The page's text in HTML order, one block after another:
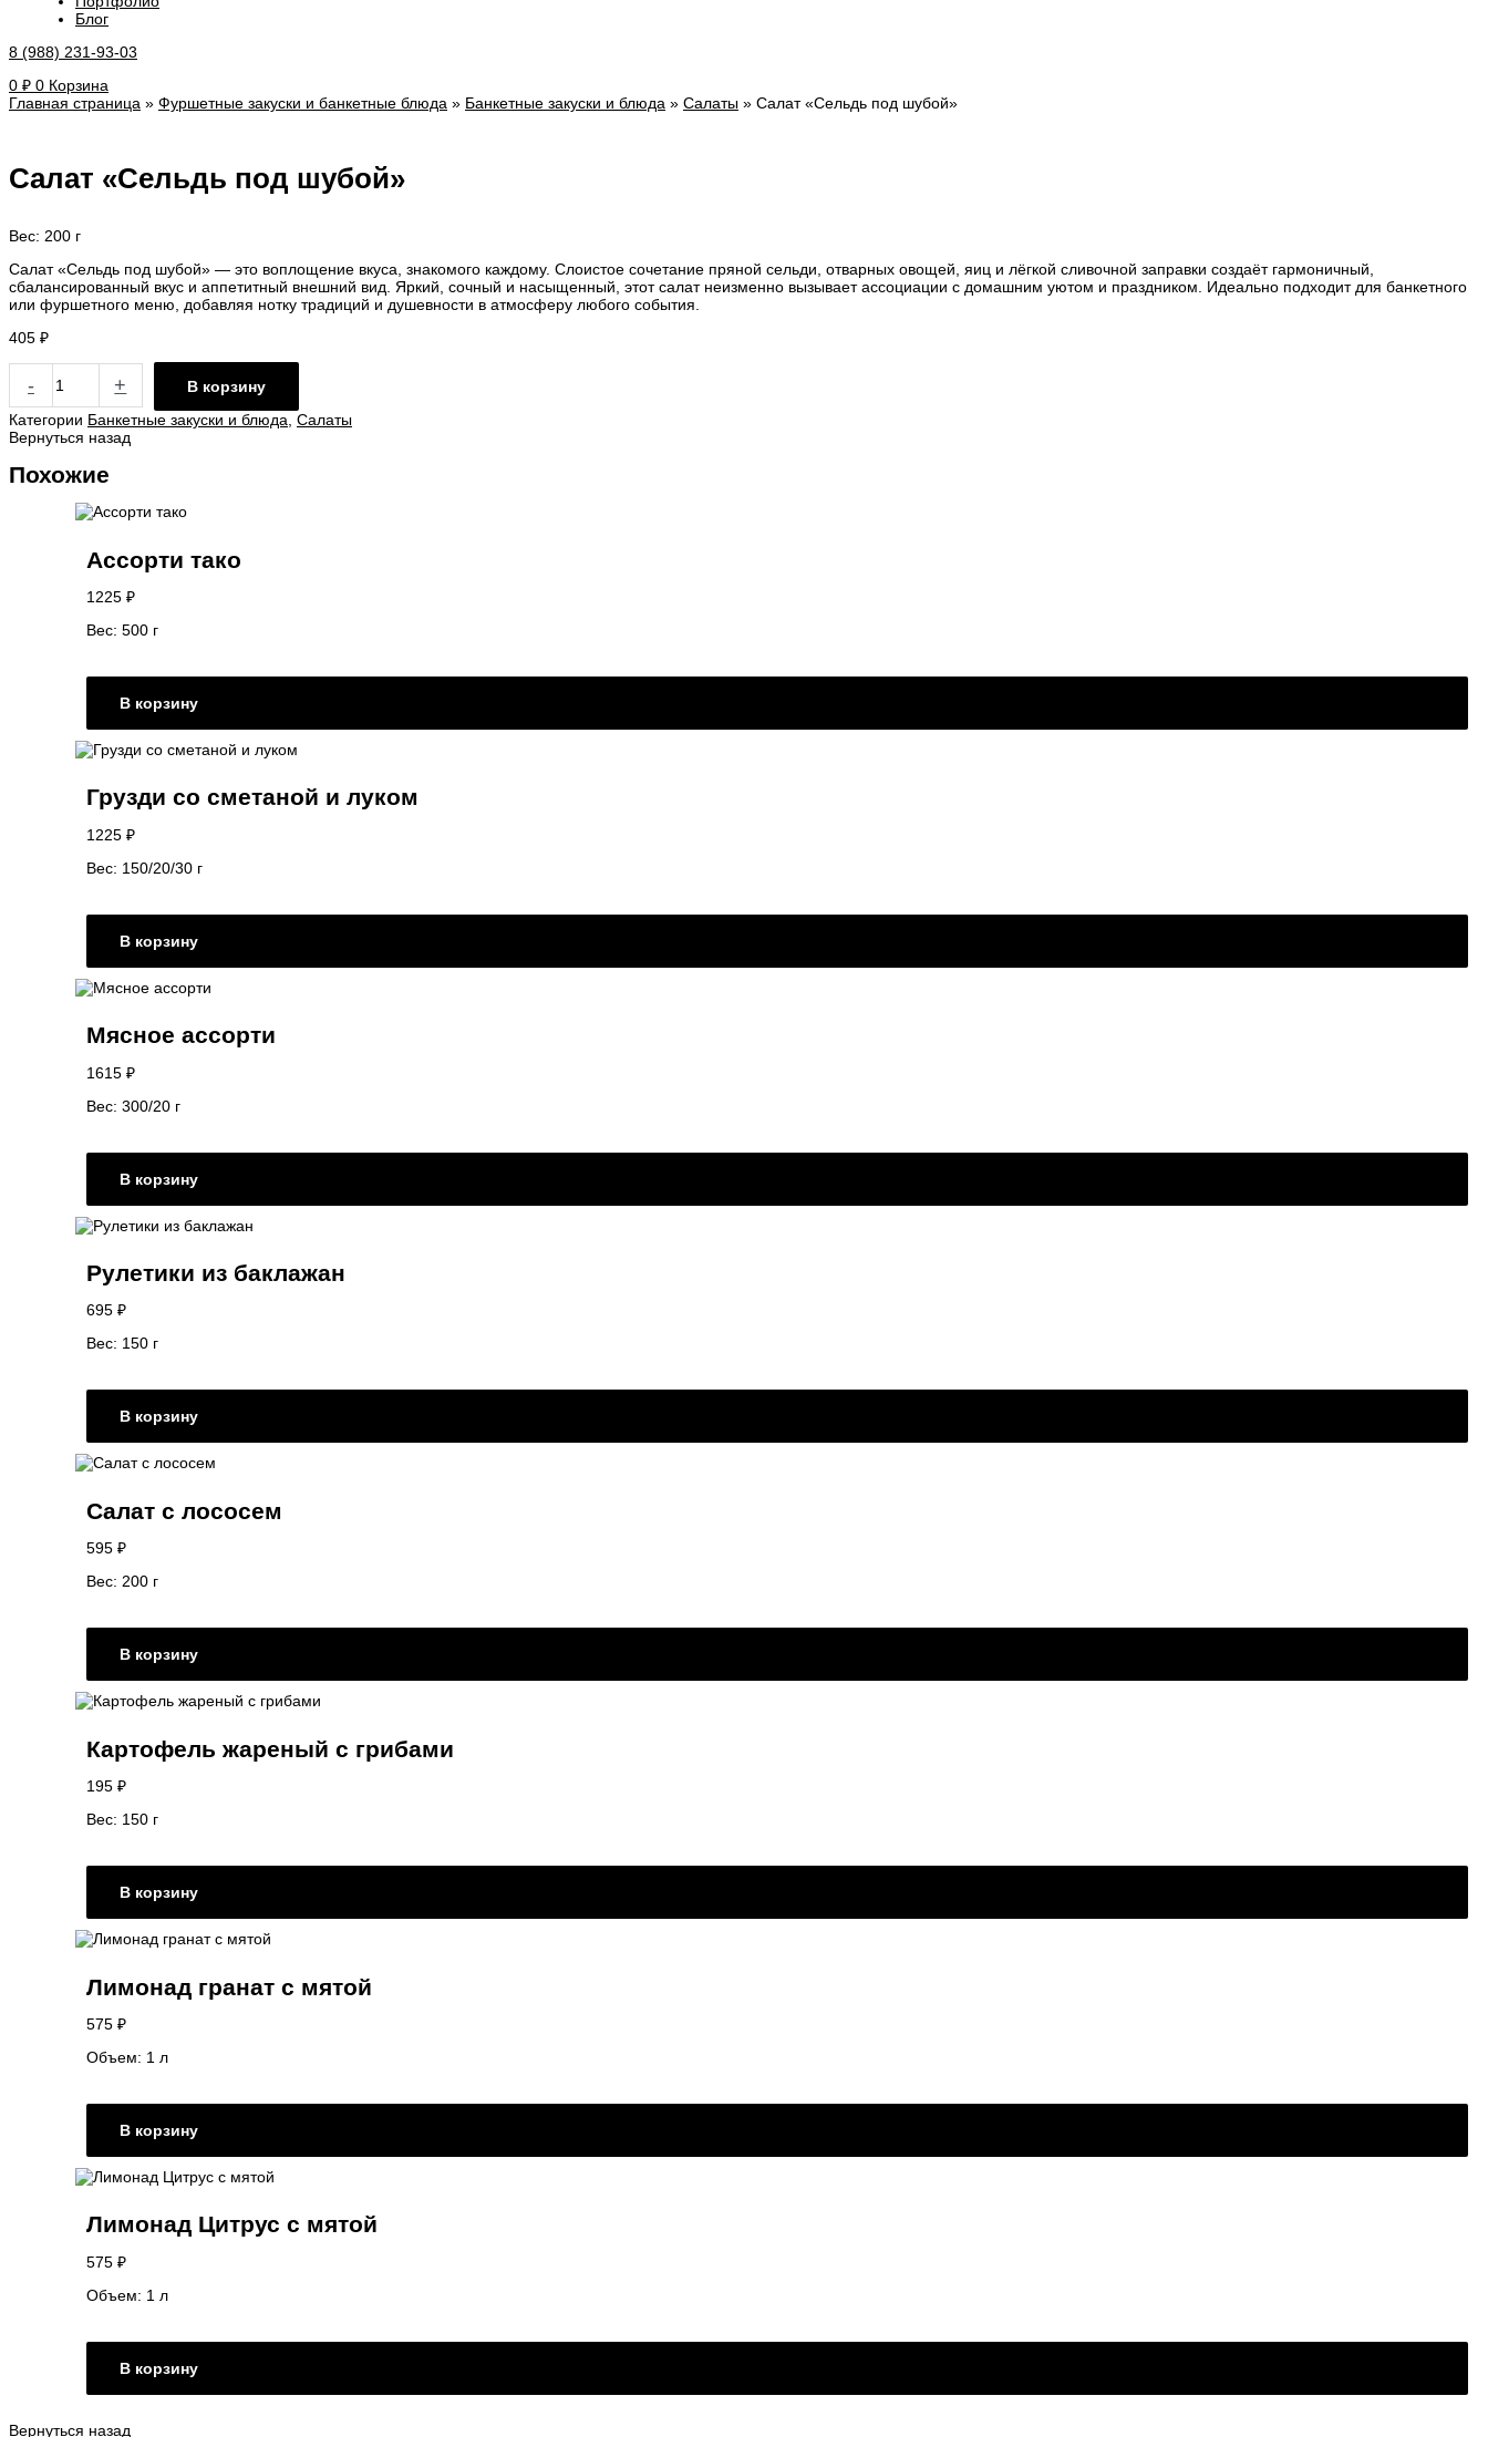
Блог
8 (988) 231-93-03
0 ₽ 0 Корзина
Главная страница » Фуршетные закуски и банкетные блюда » Банкетные закуски и блюда » Салаты » Салат «Сельдь под шубой»
Салат «Сельдь под шубой»
Вес: 200 г
Салат «Сельдь под шубой» — это воплощение вкуса, знакомого каждому. Слоистое сочетание пряной сельди, отварных овощей, яиц и лёгкой сливочной заправки создаёт гармоничный,
сбалансированный вкус и аппетитный внешний вид. Яркий, сочный и насыщенный, этот салат неизменно вызывает ассоциации с домашним уютом и праздником. Идеально подходит для банкетного
или фуршетного меню, добавляя нотку традиций и душевности в атмосферу любого события.
405 ₽
- +
В корзину
Категории Банкетные закуски и блюда, Салаты
Вернуться назад
Похожие
Ассорти тако
1225 ₽
Вес: 500 г
В корзину
Грузди со сметаной и луком
1225 ₽
Вес: 150/20/30 г
В корзину
Мясное ассорти
1615 ₽
Вес: 300/20 г
В корзину
Рулетики из баклажан
695 ₽
Вес: 150 г
В корзину
Салат с лососем
595 ₽
Вес: 200 г
В корзину
Картофель жареный с грибами
195 ₽
Вес: 150 г
В корзину
Лимонад гранат с мятой
575 ₽
Объем: 1 л
В корзину
Лимонад Цитрус с мятой
575 ₽
Объем: 1 л
В корзину
Вернуться назад